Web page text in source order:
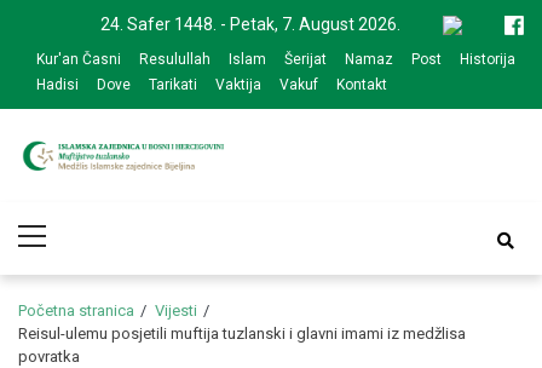
navigation
content
24. Safer 1448. - Petak, 7. August 2026.
Kur'an Časni Resulullah Islam Šerijat Namaz Post
Historija
Hadisi
Dove Tarikati Vaktija Vakuf Kontakt
zajednice Bijeljina
Menu
Početna stranica
Vijesti
Reisul-ulemu posjetili muftija tuzlanski i glavni imami iz medžlisa
povratka